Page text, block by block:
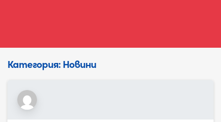
Категория:Новини